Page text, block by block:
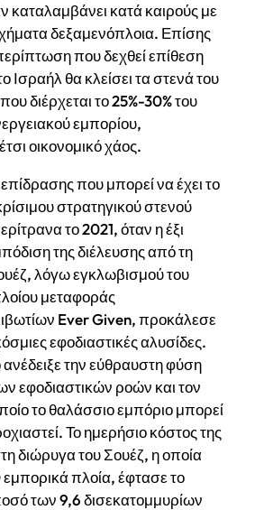
καταλαμβάνει κατά καιρούς με
δεξαμενόπλοια. Επίσης
που δεχθεί επίθεση
Ισραήλ θα κλείσει τα στενά του
διέρχεται το 25%-30% του
εμπορίου,
οικονομικό χάος.
που μπορεί να έχει το
στρατηγικού στενού
το 2021, όταν η έξι
της διέλευσης από τη
λόγω εγκλωβισμού του
μεταφοράς
Ever Given, προκάλεσε
εφοδιαστικές αλυσίδες.
ανέδειξε την εύθραυστη φύση
εφοδιαστικών ροών και τον
το θαλάσσιο εμπόριο μπορεί
Το ημερήσιο κόστος της
διώρυγα του Σουέζ, η οποία
πλοία, έφτασε το
των 9,6 δισεκατομμυρίων